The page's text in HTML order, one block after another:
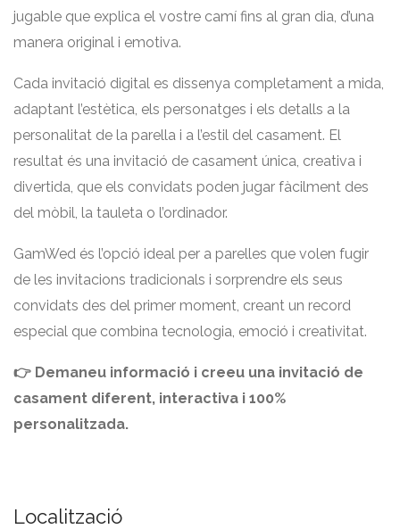
jugable que explica el vostre camí fins al gran dia, d’una
manera original i emotiva.
Cada invitació digital es dissenya completament a mida,
adaptant l’estètica, els personatges i els detalls a la
personalitat de la parella i a l’estil del casament. El
resultat és una invitació de casament única, creativa i
divertida, que els convidats poden jugar fàcilment des
del mòbil, la tauleta o l’ordinador.
GamWed és l’opció ideal per a parelles que volen fugir
de les invitacions tradicionals i sorprendre els seus
convidats des del primer moment, creant un record
especial que combina tecnologia, emoció i creativitat.
👉 Demaneu informació i creeu una invitació de
casament diferent, interactiva i 100%
personalitzada.
Localització